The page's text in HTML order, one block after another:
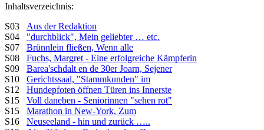
Inhaltsverzeichnis:
S03 Aus der Redaktion
S04 "durchblick", Mein geliebter … etc.
S07 Brünnlein fließen, Wenn alle
S08 Fuchs, Margret - Eine erfolgreiche Kämpferin
S09 Barea'schdalt en de 30er Joarn, Sejener
S10 Gerichtssaal, "Stammkunden" im
S12 Hundepfoten öffnen Türen ins Innerste
S15 Voll daneben - Seniorinnen "sehen rot"
S15 Marathon in New-York, Zum
S16 Neuseeland - hin und zurück …..